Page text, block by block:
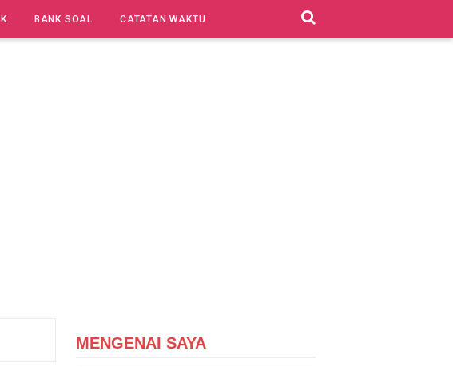
BANK SOAL CATATAN WAKTU
MENGENAI SAYA